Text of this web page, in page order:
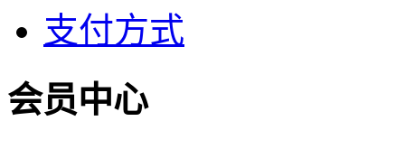
支付方式
会员中心